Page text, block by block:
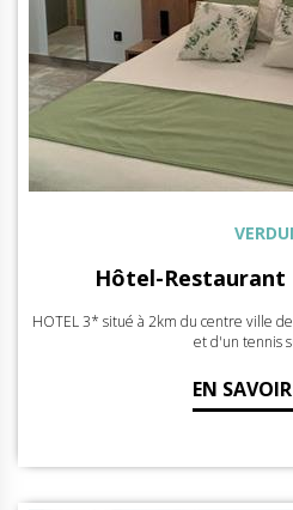
Hôtel-Restaurant
HOTEL 3* situé à 2km du centre ville
et d'un tennis
EN